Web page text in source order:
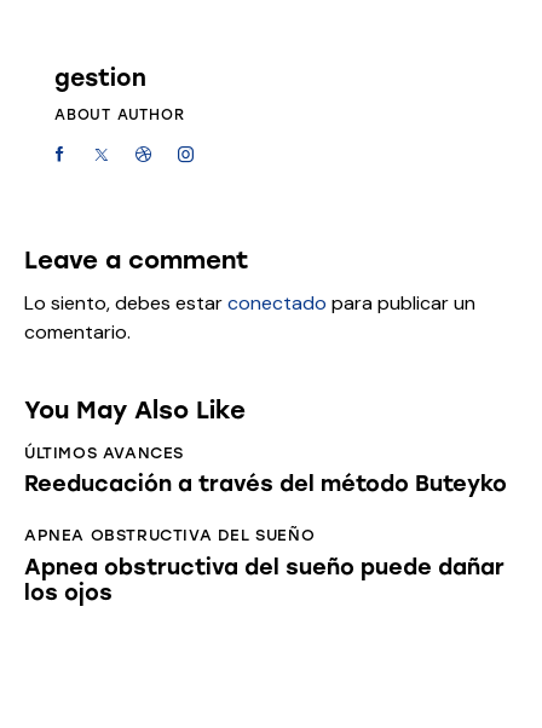
gestion
ABOUT AUTHOR
Leave a comment
Lo siento, debes estarconectado para publicar un
comentario.
You May Also Like
ÚLTIMOS AVANCES
Reeducación a través del método Buteyko
APNEA OBSTRUCTIVA DEL SUEÑO
Apnea obstructiva del sueño puede dañar
los ojos